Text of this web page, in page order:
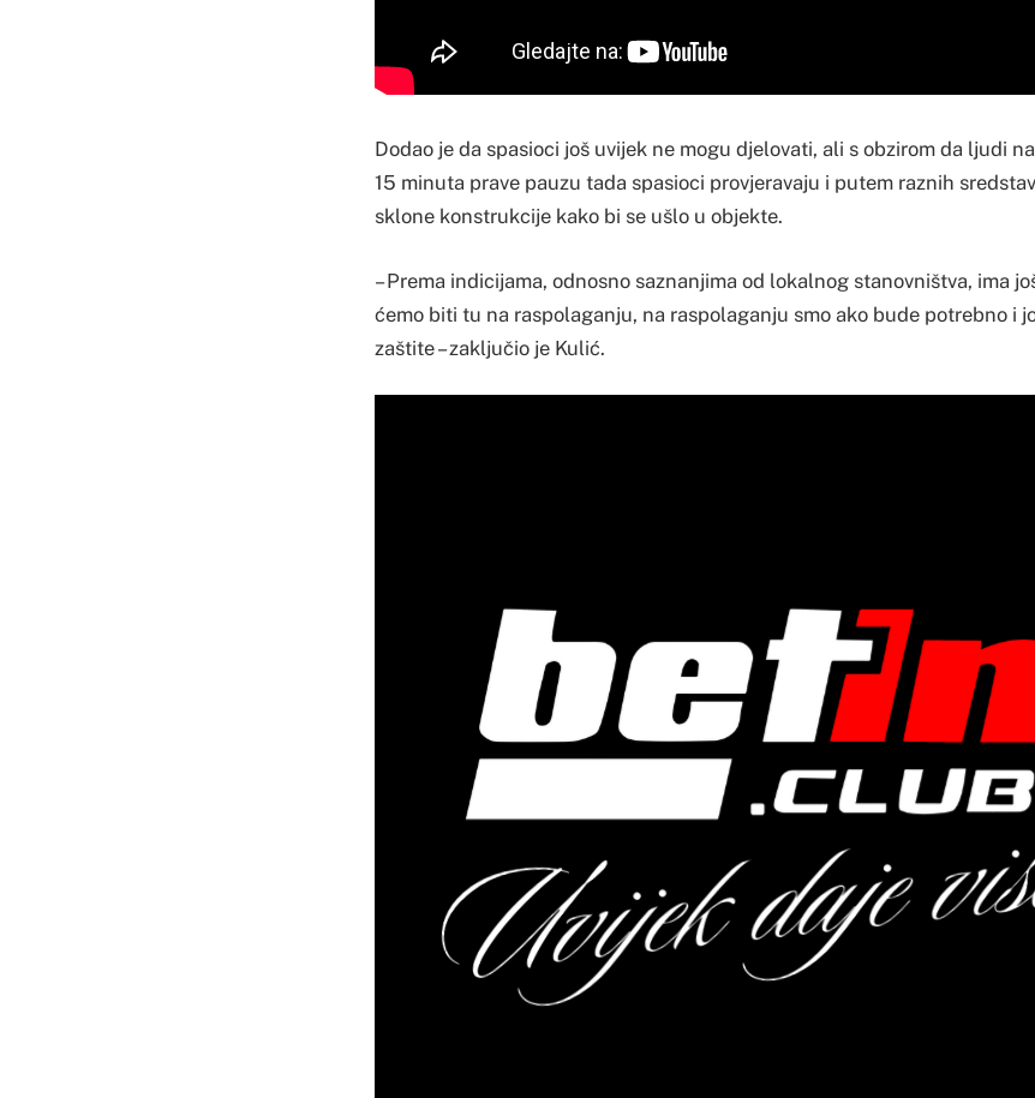
Dodao je da spasioci još uvijek ne mogu djelovati, ali s obzirom da ljudi
15 minuta prave pauzu tada spasioci provjeravaju i putem raznih
sklone konstrukcije kako bi se ušlo u objekte.
– Prema indicijama, odnosno saznanjima od lokalnog stanovništva, ima
ćemo biti tu na raspolaganju, na raspolaganju smo ako bude potrebno i
zaštite – zaključio je Kulić.